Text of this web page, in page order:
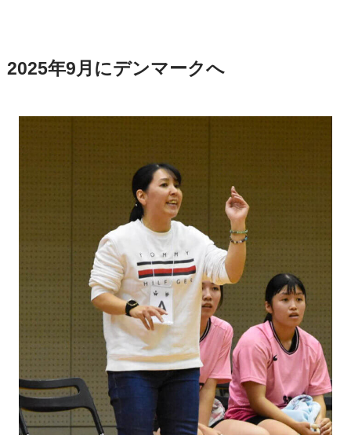
2025年9月にデンマークへ